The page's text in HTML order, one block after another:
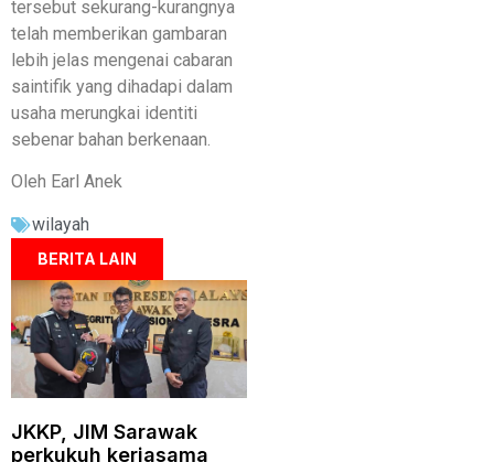
tersebut sekurang-kurangnya
telah memberikan gambaran
lebih jelas mengenai cabaran
saintifik yang dihadapi dalam
usaha merungkai identiti
sebenar bahan berkenaan.
Oleh Earl Anek
wilayah
BERITA LAIN
JKKP, JIM Sarawak
perkukuh kerjasama